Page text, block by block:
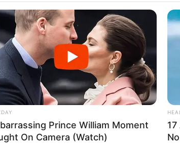
belehalt az ivásba, ezért is vonult be az
fogyott, teljesen megváltozva jött ki az
ő ezt állította, hogy sikerült leszámolni a
RTL Klub bukott színészről, aki még 2023-
második napján.
Prince William Moment
On Camera (Watch)